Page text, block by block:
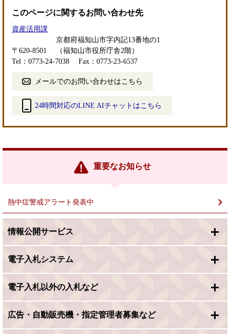
このページに関するお問い合わせ先
資産活用課
〒620-8501
京都府福知山市字内記13番地の1
（福知山市役所庁舎2階）
Tel：0773-24-7038
Fax：0773-23-6537
メールでのお問い合わせはこちら
24時間対応のLINE AIチャットはこちら
リ
重要なお知らせ
熱中症警戒アラート発表中
情報公開サービス
電子入札システム
電子入札以外の入札など
広告・自動販売機・指定管理者募集など